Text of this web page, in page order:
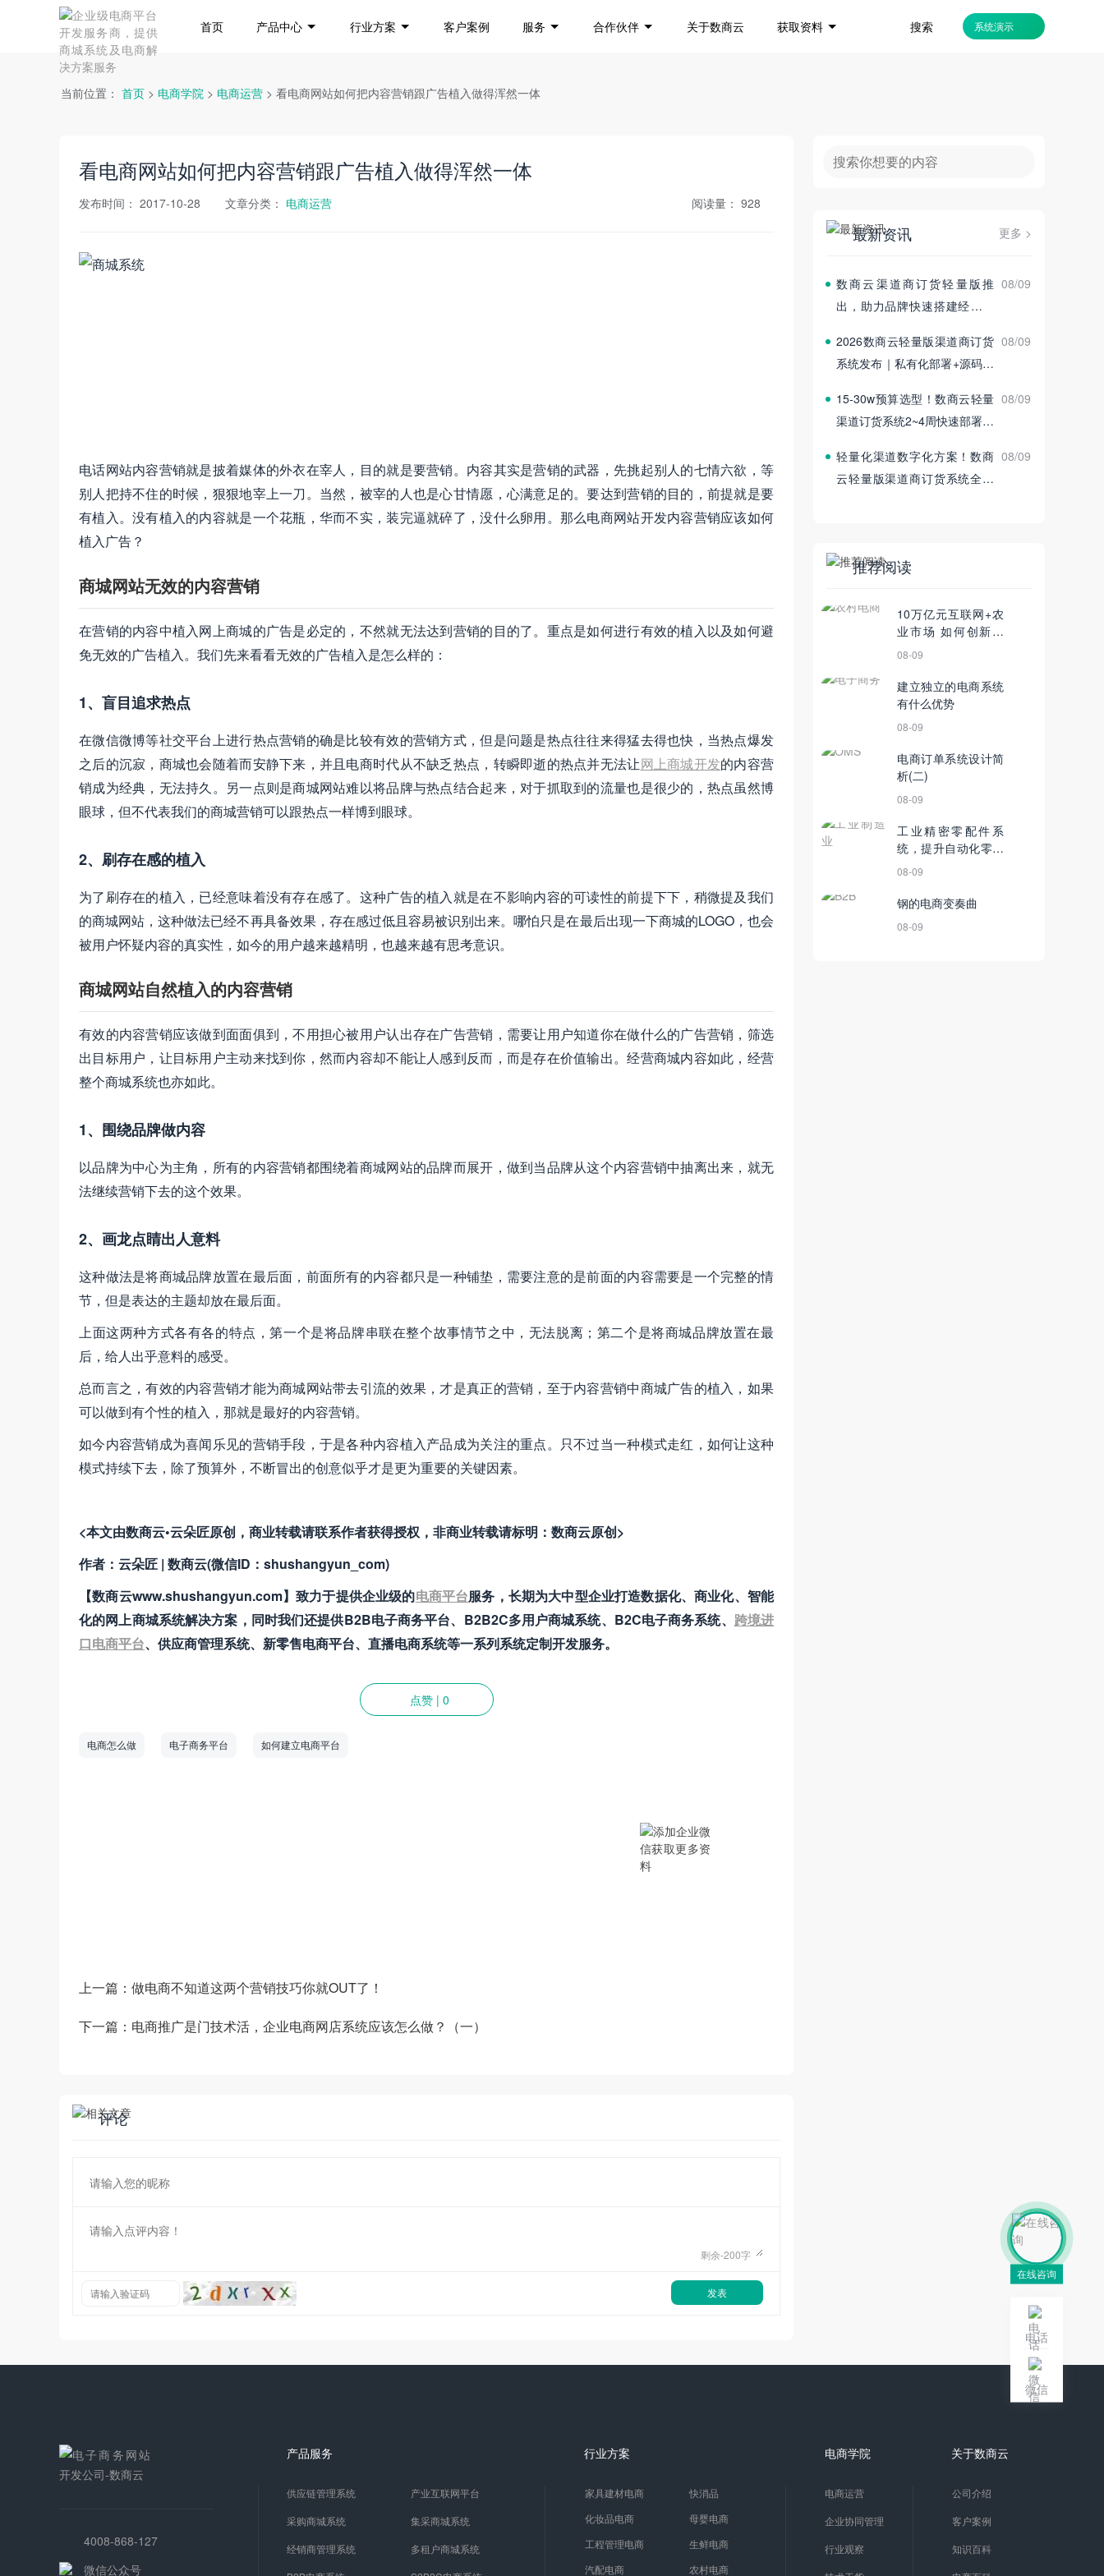
首页 产品中心 行业方案 客户案例 服务 合作伙伴 关于数商云 获取资料 搜索 系统演示
当前位置： 首页 > 电商学院 > 电商运营 > 看电商网站如何把内容营销跟广告植入做得浑然一体
看电商网站如何把内容营销跟广告植入做得浑然一体
发布时间： 2017-10-28 文章分类： 电商运营 阅读量： 928
电话网站内容营销就是披着媒体的外衣在宰人，目的就是要营销。内容其实是营销的武器，先挑起别人的七情六欲，等
别人把持不住的时候，狠狠地宰上一刀。当然，被宰的人也是心甘情愿，心满意足的。要达到营销的目的，前提就是要
有植入。没有植入的内容就是一个花瓶，华而不实，装完逼就碎了，没什么卵用。那么电商网站开发内容营销应该如何
植入广告？
商城网站无效的内容营销
在营销的内容中植入网上商城的广告是必定的，不然就无法达到营销的目的了。重点是如何进行有效的植入以及如何避
免无效的广告植入。我们先来看看无效的广告植入是怎么样的：
1、盲目追求热点
在微信微博等社交平台上进行热点营销的确是比较有效的营销方式，但是问题是热点往往来得猛去得也快，当热点爆发
之后的沉寂，商城也会随着而安静下来，并且电商时代从不缺乏热点，转瞬即逝的热点并无法让网上商城开发的内容营
销成为经典，无法持久。另一点则是商城网站难以将品牌与热点结合起来，对于抓取到的流量也是很少的，热点虽然博
眼球，但不代表我们的商城营销可以跟热点一样博到眼球。
2、刷存在感的植入
为了刷存在的植入，已经意味着没有存在感了。这种广告的植入就是在不影响内容的可读性的前提下下，稍微提及我们
的商城网站，这种做法已经不再具备效果，存在感过低且容易被识别出来。哪怕只是在最后出现一下商城的LOGO，也会
被用户怀疑内容的真实性，如今的用户越来越精明，也越来越有思考意识。
商城网站自然植入的内容营销
有效的内容营销应该做到面面俱到，不用担心被用户认出存在广告营销，需要让用户知道你在做什么的广告营销，筛选
出目标用户，让目标用户主动来找到你，然而内容却不能让人感到反而，而是存在价值输出。经营商城内容如此，经营
整个商城系统也亦如此。
1、围绕品牌做内容
以品牌为中心为主角，所有的内容营销都围绕着商城网站的品牌而展开，做到当品牌从这个内容营销中抽离出来，就无
法继续营销下去的这个效果。
2、画龙点睛出人意料
这种做法是将商城品牌放置在最后面，前面所有的内容都只是一种铺垫，需要注意的是前面的内容需要是一个完整的情
节，但是表达的主题却放在最后面。
上面这两种方式各有各的特点，第一个是将品牌串联在整个故事情节之中，无法脱离；第二个是将商城品牌放置在最
后，给人出乎意料的感受。
总而言之，有效的内容营销才能为商城网站带去引流的效果，才是真正的营销，至于内容营销中商城广告的植入，如果
可以做到有个性的植入，那就是最好的内容营销。
如今内容营销成为喜闻乐见的营销手段，于是各种内容植入产品成为关注的重点。只不过当一种模式走红，如何让这种
模式持续下去，除了预算外，不断冒出的创意似乎才是更为重要的关键因素。
<本文由数商云•云朵匠原创，商业转载请联系作者获得授权，非商业转载请标明：数商云原创>
作者：云朵匠 | 数商云(微信ID：shushangyun_com)
【数商云www.shushangyun.com】致力于提供企业级的电商平台服务，长期为大中型企业打造数据化、商业化、智能
化的网上商城系统解决方案，同时我们还提供B2B电子商务平台、B2B2C多用户商城系统、B2C电子商务系统、 跨境进
口电商平台、供应商管理系统、新零售电商平台、直播电商系统等一系列系统定制开发服务。
点赞 | 0
电商怎么做 电子商务平台 如何建立电商平台
上一篇： 做电商不知道这两个营销技巧你就OUT了！
下一篇： 电商推广是门技术活，企业电商网店系统应该怎么做？（一）
评论
剩余-200字
发表
最新资讯 更多 >
数商云渠道商订货轻量版推
出，助力品牌快速搭建经销商
08/09
2026数商云轻量版渠道商订货
系统发布｜私有化部署+源码交
08/09
15‑30w预算选型！数商云轻量
渠道订货系统2~4周快速部署上
08/09
轻量化渠道数字化方案！数商
云轻量版渠道商订货系统全新
08/09
推荐阅读
10万亿元互联网+农
业市场 如何创新创
业？
08-09
建立独立的电商系统
有什么优势
08-09
电商订单系统设计简
析(二)
08-09
工业精密零配件系
统，提升自动化零配
件供应链的功能模块
08-09
钢的电商变奏曲
08-09
4008-868-127
微信公众号
产品服务
供应链管理系统
产业互联网平台
采购商城系统
集采商城系统
经销商管理系统
多租户商城系统
行业方案
家具建材电商
快消品
化妆品电商
母婴电商
工程管理电商
生鲜电商
汽配电商
农村电商
电商学院
电商运营
企业协同管理
行业观察
关于数商云
公司介绍
客户案例
知识百科
在线咨询
电话
微信